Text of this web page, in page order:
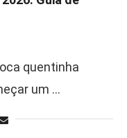
quentinha
um …